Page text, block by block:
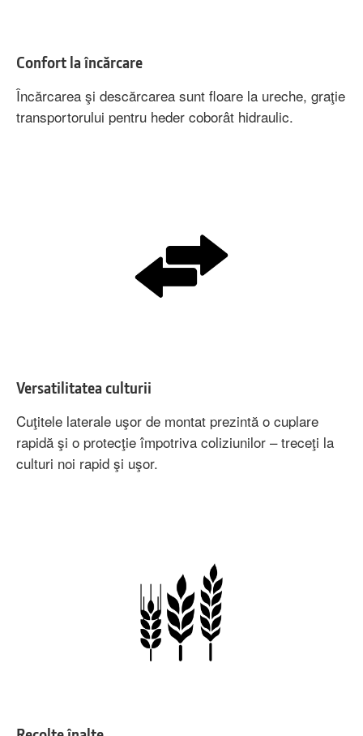
Confort la încărcare
Încărcarea şi descărcarea sunt floare la ureche, graţie
transportorului pentru heder coborât hidraulic.
Versatilitatea culturii
Cuţitele laterale uşor de montat prezintă o cuplare
rapidă şi o protecţie împotriva coliziunilor – treceţi la
culturi noi rapid şi uşor.